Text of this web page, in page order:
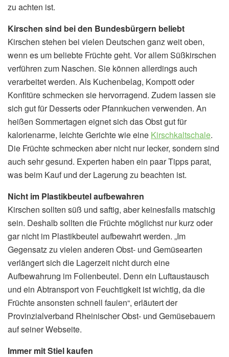
zu achten ist.
Kirschen sind bei den Bundesbürgern beliebt
Kirschen stehen bei vielen Deutschen ganz weit oben,
wenn es um beliebte Früchte geht. Vor allem Süßkirschen
verführen zum Naschen. Sie können allerdings auch
verarbeitet werden. Als Kuchenbelag, Kompott oder
Konfitüre schmecken sie hervorragend. Zudem lassen sie
sich gut für Desserts oder Pfannkuchen verwenden. An
heißen Sommertagen eignet sich das Obst gut für
kalorienarme, leichte Gerichte wie eine Kirschkaltschale.
Die Früchte schmecken aber nicht nur lecker, sondern sind
auch sehr gesund. Experten haben ein paar Tipps parat,
was beim Kauf und der Lagerung zu beachten ist.
Nicht im Plastikbeutel aufbewahren
Kirschen sollten süß und saftig, aber keinesfalls matschig
sein. Deshalb sollten die Früchte möglichst nur kurz oder
gar nicht im Plastikbeutel aufbewahrt werden. „Im
Gegensatz zu vielen anderen Obst- und Gemüsearten
verlängert sich die Lagerzeit nicht durch eine
Aufbewahrung im Folienbeutel. Denn ein Luftaustausch
und ein Abtransport von Feuchtigkeit ist wichtig, da die
Früchte ansonsten schnell faulen“, erläutert der
Provinzialverband Rheinischer Obst- und Gemüsebauern
auf seiner Webseite.
Immer mit Stiel kaufen